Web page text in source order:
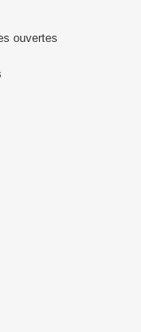
ouvertes